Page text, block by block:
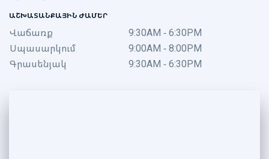
ԱՇԽԱՏԱՆՔԱՅԻՆ ԺԱՄԵՐ
Վաճառք
9:30AM - 6:30PM
Սպասարկում
9:00AM - 8:00PM
Գրասենյակ
9:30AM - 6:30PM